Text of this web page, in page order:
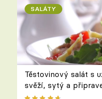
SALÁTY
Těstovinový salát s
svěží, sytý a